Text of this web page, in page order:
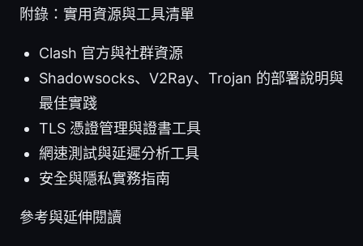
附錄：實用資源與工具清單
Clash 官方與社群資源
Shadowsocks、V2Ray、Trojan 的部署說明與
最佳實踐
TLS 憑證管理與證書工具
網速測試與延遲分析工具
安全與隱私實務指南
參考與延伸閱讀